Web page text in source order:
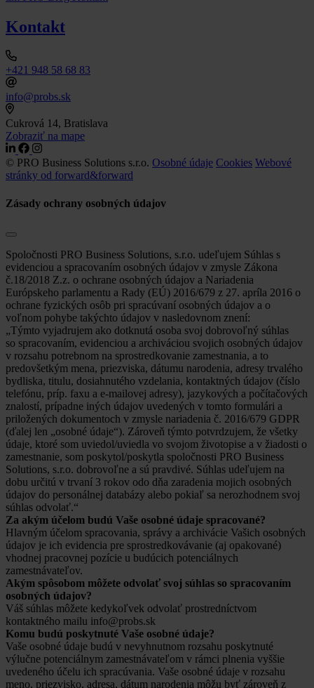
Kontakt
+421 948 58 68 83
info@probs.sk
Cukrová 14, Bratislava
Zobraziť na mape
© PRO Business Solutions s.r.o. Osobné údaje Cookies Webové
stránky od forward&forward
Zásady ochrany osobných údajov
Spoločnosti PRO Business Solutions, s.r.o. udeľujem Súhlas s
evidenciou a spracovaním osobných údajov v zmysle Zákona
č.18/2018 Z.z. o ochrane osobných údajov a Nariadenia
Európskeho parlamentu a Rady (EÚ) 2016/679 z 27. apríla 2016 o
ochrane fyzických osôb pri spracúvaní osobných údajov a o
voľnom pohybe takýchto údajov v nasledovnom znení:
„Týmto vyjadrujem ako dotknutá osoba svoj dobrovoľný súhlas
so spracovaním, evidenciou a archiváciou svojich osobných údajov
v rozsahu potrebnom na sprostredkovanie zamestnania, a to
predovšetkým mena, priezviska, dátumu narodenia, adresy trvalého
bydliska, titulu, dosiahnutého vzdelania, kontaktných údajov (číslo
telefónu, príp. faxu a e-mailovej adresy), jazykových a počítačových
znalostí, prípadne iných údajov uvedených v tomto formulári a
priložených dokumentoch v zmysle nariadenia č. 2016/679 GDPR
(ďalej len „osobné údaje“). Zároveň týmto potvrdzujem, že všetky
údaje, ktoré som uviedol/uviedla vo svojom životopise a v žiadosti o
zamestnanie, som poskytol/poskytla spoločnosti PRO Business
Solutions, s.r.o. dobrovoľne a sú pravdivé. Súhlas udeľujem na
dobu určitú v trvaní 3 rokov odo dňa zaradenia mojich osobných
údajov do personálnej databázy alebo pokiaľ sa nerozhodnem svoj
súhlas odvolať.“
Za akým účelom budú Vaše osobné údaje spracované?
Hlavným účelom spracovania, správy a archivácie Vašich osobných
údajov je ich evidencia pre sprostredkovávanie (aj opakované)
vhodnej pracovnej pozície u budúcich potenciálnych
zamestnávateľov.
Akým spôsobom môžete odvolať svoj súhlas so spracovaním
osobných údajov?
Váš súhlas môžete kedykoľvek odvolať prostredníctvom
kontaktného mailu info@probs.sk
Komu budú poskytnuté Vaše osobné údaje?
Vaše osobné údaje budú v nevyhnutnom rozsahu poskytnuté
výlučne potenciálnym zamestnávateľom v rámci plnenia vyššie
uvedeného účelu ich spracúvania. Vaše osobné údaje v rozsahu
meno, priezvisko, adresa, dátum narodenia môžu byť zároveň z